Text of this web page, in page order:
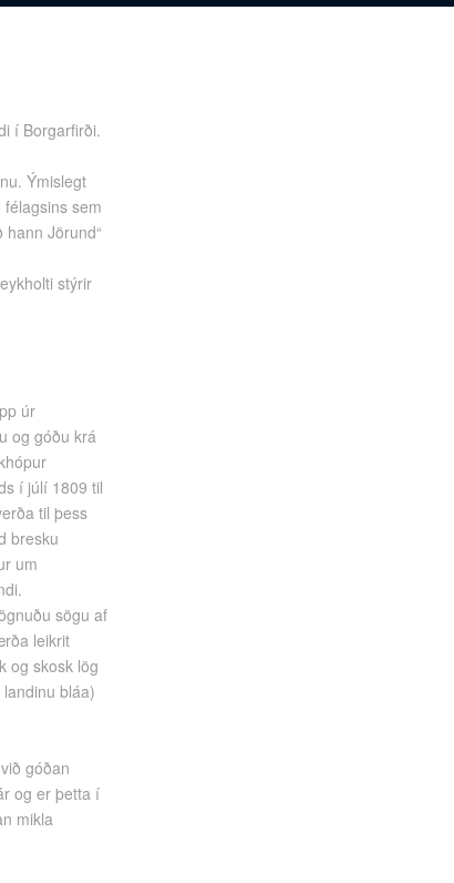
í Borgarfirði.
Ýmislegt
sem
Jörund“
stýrir
úr
og góðu krá
í júlí 1809 til
til þess
bresku
um
sögu af
leikrit
og skosk lög
bláa)
góðan
og er þetta í
mikla